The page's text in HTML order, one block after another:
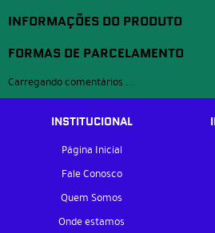
INFORMAÇÕES DO PRODUTO
FORMAS DE PARCELAMENTO
Carregando comentários ...
INSTITUCIONAL
Página Inicial
Fale Conosco
Quem Somos
Onde estamos